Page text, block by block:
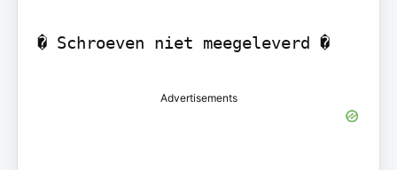
� Schroeven niet meegeleverd �
Advertisements